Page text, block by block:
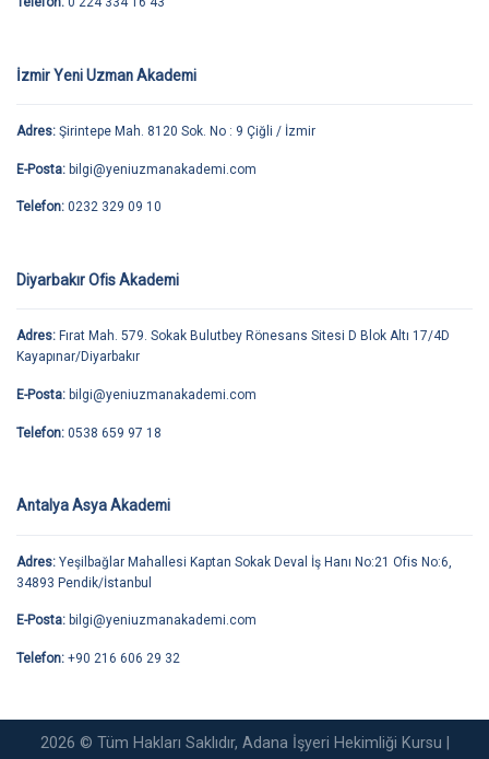
İzmir Yeni Uzman Akademi
Adres: Şirintepe Mah. 8120 Sok. No : 9 Çiğli / İzmir
E-Posta: bilgi@yeniuzmanakademi.com
Telefon: 0232 329 09 10
Diyarbakır Ofis Akademi
Adres: Fırat Mah. 579. Sokak Bulutbey Rönesans Sitesi D Blok Altı 17/4D
Kayapınar/Diyarbakır
E-Posta: bilgi@yeniuzmanakademi.com
Telefon: 0538 659 97 18
Antalya Asya Akademi
Adres: Yeşilbağlar Mahallesi Kaptan Sokak Deval İş Hanı No:21 Ofis No:6,
34893 Pendik/İstanbul
E-Posta: bilgi@yeniuzmanakademi.com
Telefon: +90 216 606 29 32
2026 © Tüm Hakları Saklıdır, Adana İşyeri Hekimliği Kursu |